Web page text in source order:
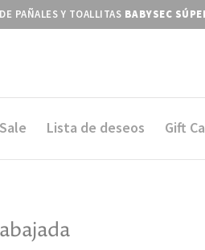
PAÑALES Y TOALLITAS BABYSEC
Sale Lista de deseos Gift